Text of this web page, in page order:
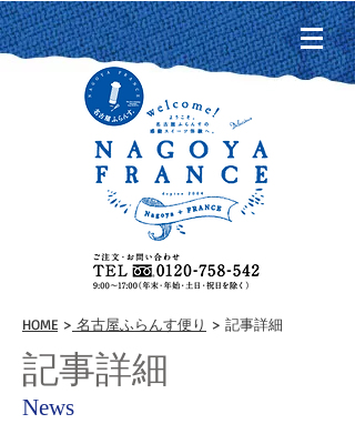
HOME > 名古屋ふらんす便り > 記事詳細
記事詳細
News